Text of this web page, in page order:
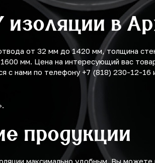
в
от 32 мм до 1420 мм, толщина
мм. Цена на интересующий вас
с нами по телефону +7 (818) 230-12-16
продукции
максимально удобным. Вы можете